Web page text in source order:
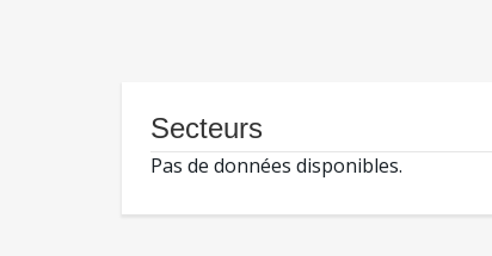
Secteurs
Pas de données disponibles.